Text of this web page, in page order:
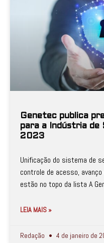
Genetec publica
para a Indústria de
2023
Unificação do sistema de
controle de acesso,
estão no topo da lista A
LEIA MAIS »
Redação 4 de janeiro de